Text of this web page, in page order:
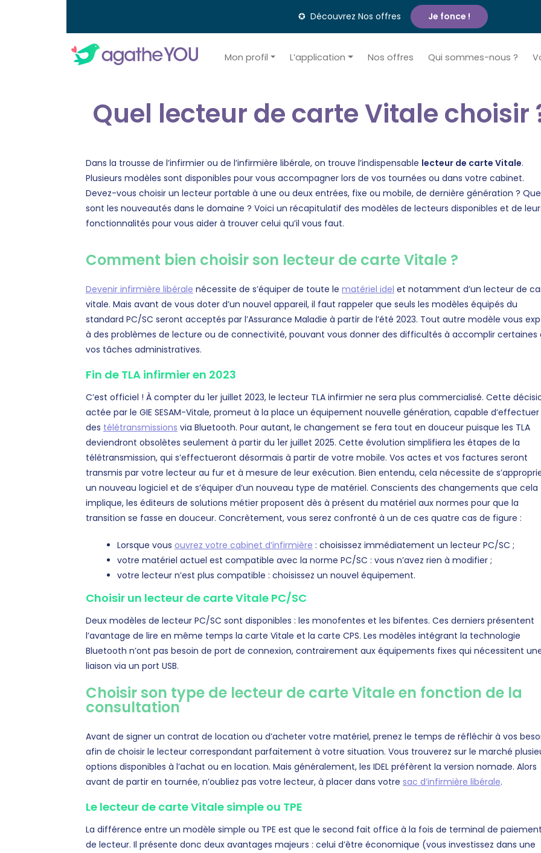
✪ Découvrez Nos offres Je fonce !
Mon profil L’application Nos offres Qui sommes-nous ?
Quel lecteur de carte Vitale choisir
Dans la trousse de l’infirmier ou de l’infirmière libérale, on trouve l’indispensable lecteur de carte Vitale.
Plusieurs modèles sont disponibles pour vous accompagner lors de vos tournées ou dans votre cabinet.
Devez-vous choisir un lecteur portable à une ou deux entrées, fixe ou mobile, de dernière génération ?
sont les nouveautés dans le domaine ? Voici un récapitulatif des modèles de lecteurs disponibles et de
fonctionnalités pour vous aider à trouver celui qu’il vous faut.
Comment bien choisir son lecteur de carte Vitale ?
Devenir infirmière libérale nécessite de s’équiper de toute le matériel idel et notamment d’un lecteur de
vitale. Mais avant de vous doter d’un nouvel appareil, il faut rappeler que seuls les modèles équipés du
standard PC/SC seront acceptés par l’Assurance Maladie à partir de l’été 2023. Tout autre modèle vous
à des problèmes de lecture ou de connectivité, pouvant vous donner des difficultés à accomplir certaines
vos tâches administratives.
Fin de TLA infirmier en 2023
C’est officiel ! À compter du 1er juillet 2023, le lecteur TLA infirmier ne sera plus commercialisé. Cette
actée par le GIE SESAM-Vitale, promeut à la place un équipement nouvelle génération, capable d’effectuer
des télétransmissions via Bluetooth. Pour autant, le changement se fera tout en douceur puisque les TLA
deviendront obsolètes seulement à partir du 1er juillet 2025. Cette évolution simplifiera les étapes de la
télétransmission, qui s’effectueront désormais à partir de votre mobile. Vos actes et vos factures seront
transmis par votre lecteur au fur et à mesure de leur exécution. Bien entendu, cela nécessite de
un nouveau logiciel et de s’équiper d’un nouveau type de matériel. Conscients des changements que cela
implique, les éditeurs de solutions métier proposent dès à présent du matériel aux normes pour que la
transition se fasse en douceur. Concrètement, vous serez confronté à un de ces quatre cas de figure :
Lorsque vous ouvrez votre cabinet d’infirmière : choisissez immédiatement un lecteur PC/SC ;
votre matériel actuel est compatible avec la norme PC/SC : vous n’avez rien à modifier ;
votre lecteur n’est plus compatible : choisissez un nouvel équipement.
Choisir un lecteur de carte Vitale PC/SC
Deux modèles de lecteur PC/SC sont disponibles : les monofentes et les bifentes. Ces derniers présentent
l’avantage de lire en même temps la carte Vitale et la carte CPS. Les modèles intégrant la technologie
Bluetooth n’ont pas besoin de port de connexion, contrairement aux équipements fixes qui nécessitent
liaison via un port USB.
Choisir son type de lecteur de carte Vitale en fonction de la
consultation
Avant de signer un contrat de location ou d’acheter votre matériel, prenez le temps de réfléchir à vos
afin de choisir le lecteur correspondant parfaitement à votre situation. Vous trouverez sur le marché
options disponibles à l’achat ou en location. Mais généralement, les IDEL préfèrent la version nomade. Alors
avant de partir en tournée, n’oubliez pas votre lecteur, à placer dans votre sac d’infirmière libérale.
Le lecteur de carte Vitale simple ou TPE
La différence entre un modèle simple ou TPE est que le second fait office à la fois de terminal de
de lecteur. Il présente donc deux avantages majeurs : celui d’être économique (vous investissez dans une